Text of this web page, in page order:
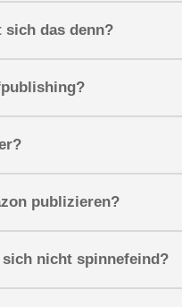
sich das denn?
publizieren?
nicht spinnefeind?